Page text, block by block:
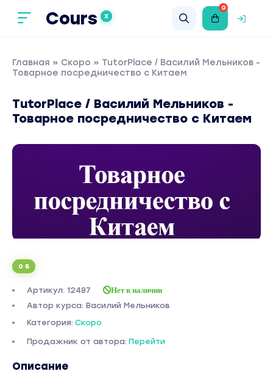
Cours X
0
Главная » Скоро » TutorPlace / Василий Мельников -
Товарное посредничество с Китаем
TutorPlace / Василий Мельников -
Товарное посредничество с Китаем
0 Б
Артикул: 12487 Нет в наличии
Автор курса: Василий Мельников
Категория: Скоро
Продажник от автора: Перейти
Описание